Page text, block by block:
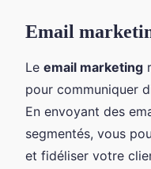
Email
Le email marketing
pour communiquer
En envoyant des
segmentés, vous
et fidéliser votre